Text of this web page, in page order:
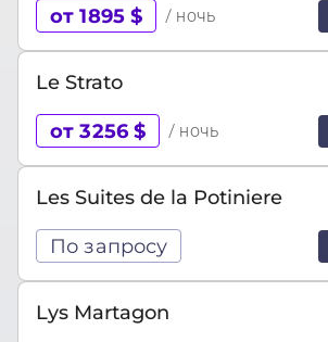
от 1895 $ / ночь
Le Strato
от 3256 $ / ночь
Les Suites de la Potiniere
По запросу
Lys Martagon